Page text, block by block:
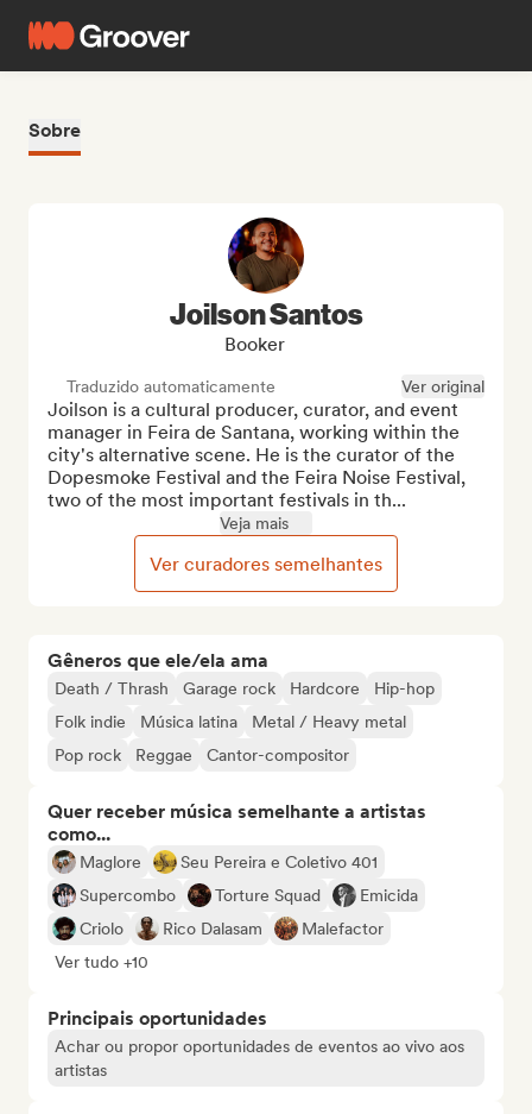
Sobre
Gêneros que ele/ela ama
Death / Thrash Garage rock Hardcore
Hip-hop
Folk indie
Música latina
Metal / Heavy metal
Pop rock
Reggae Cantor-compositor
Quer receber música semelhante a artistas
como...
Maglore
Seu Pereira e Coletivo 401
Supercombo
Torture Squad
Emicida
Criolo
Rico Dalasam
Malefactor
Ver tudo +10
Principais oportunidades
Achar ou propor oportunidades de eventos ao vivo aos
artistas
Joilson Santos
Booker
Traduzido automaticamente Ver original
Joilson is a cultural producer, curator, and event
manager in Feira de Santana, working within the
city's alternative scene. He is the curator of the
Dopesmoke Festival and the Feira Noise Festival,
two of the most important festivals in th...
Veja mais
Ver curadores semelhantes